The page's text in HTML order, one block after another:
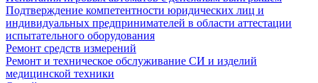
Подтверждение компетентности юридических лиц и
индивидуальных предпринимателей в области аттестации
испытательного оборудования
Ремонт средств измерений
Ремонт и техническое обслуживание СИ и изделий
медицинской техники